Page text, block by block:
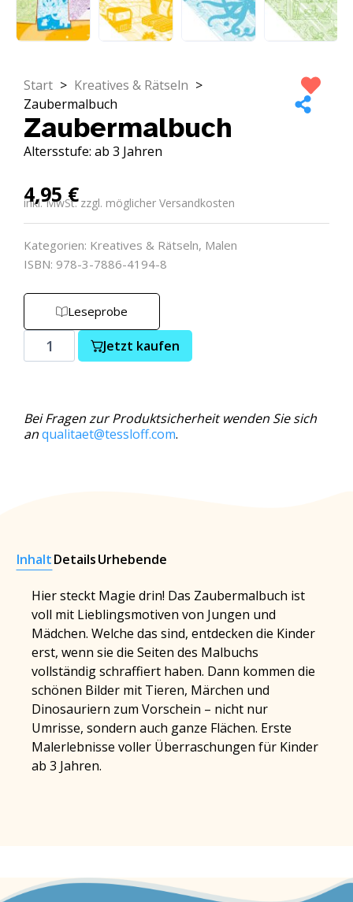
Start > Kreatives & Rätseln >
Zaubermalbuch
Zaubermalbuch
Altersstufe: ab 3 Jahren
4,95€
inkl. MwSt. zzgl. möglicher Versandkosten
Kategorien: Kreatives & Rätseln, Malen
ISBN: 978-3-7886-4194-8
Leseprobe
Jetzt kaufen
Bei Fragen zur Produktsicherheit wenden Sie sich
anqualitaet@tessloff.com.
InhaltDetailsUrhebende
Hier steckt Magie drin! Das Zaubermalbuch ist
voll mit Lieblingsmotiven von Jungen und
Mädchen. Welche das sind, entdecken die Kinder
erst, wenn sie die Seiten des Malbuchs
vollständig schraffiert haben. Dann kommen die
schönen Bilder mit Tieren, Märchen und
Dinosauriern zum Vorschein – nicht nur
Umrisse, sondern auch ganze Flächen. Erste
Malerlebnisse voller Überraschungen für Kinder
ab 3 Jahren.